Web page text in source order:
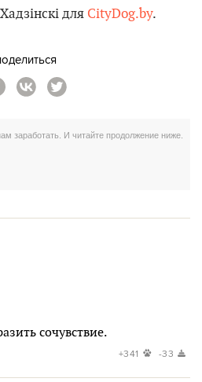
для CityDog.by.
сочувствие.
+341 -33